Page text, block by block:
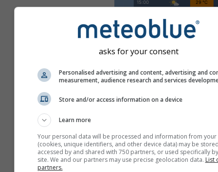
asks for your consent
Personalised advertising and content, advertising and
measurement, audience research and services
Store and/or access information on a device
Learn more
Your personal data will be processed and information from your
(cookies, unique identifiers, and other device data) may be
accessed by and shared with 750 partners, or used specifically
site. We and our partners may use precise geolocation data. List
partners.